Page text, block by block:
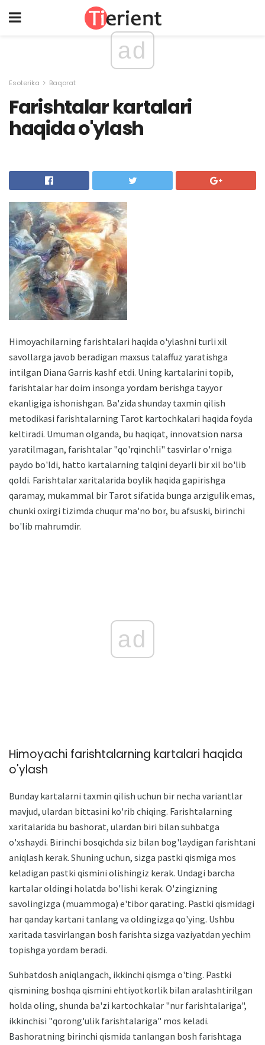
ad
Esoterika Baqorat
Farishtalar kartalari
haqida o'ylash
Himoyachilarning farishtalari haqida o'ylashni turli xil
savollarga javob beradigan maxsus talaffuz yaratishga
intilgan Diana Garris kashf etdi. Uning kartalarini topib,
farishtalar har doim insonga yordam berishga tayyor
ekanligiga ishonishgan. Ba'zida shunday taxmin qilish
metodikasi farishtalarning Tarot kartochkalari haqida foyda
keltiradi. Umuman olganda, bu haqiqat, innovatsion narsa
yaratilmagan, farishtalar "qo'rqinchli" tasvirlar o'rniga
paydo bo'ldi, hatto kartalarning talqini deyarli bir xil bo'lib
qoldi. Farishtalar xaritalarida boylik haqida gapirishga
qaramay, mukammal bir Tarot sifatida bunga arzigulik emas,
chunki oxirgi tizimda chuqur ma'no bor, bu afsuski, birinchi
bo'lib mahrumdir.
ad
Himoyachi farishtalarning kartalari haqida
o'ylash
Bunday kartalarni taxmin qilish uchun bir necha variantlar
mavjud, ulardan bittasini ko'rib chiqing. Farishtalarning
xaritalarida bu bashorat, ulardan biri bilan suhbatga
o'xshaydi. Birinchi bosqichda siz bilan bog'laydigan farishtani
aniqlash kerak. Shuning uchun, sizga pastki qismiga mos
keladigan pastki qismini olishingiz kerak. Undagi barcha
kartalar oldingi holatda bo'lishi kerak. O'zingizning
savolingizga (muammoga) e'tibor qarating. Pastki qismidagi
har qanday kartani tanlang va oldingizga qo'ying. Ushbu
xaritada tasvirlangan bosh farishta sizga vaziyatdan yechim
topishga yordam beradi.
Suhbatdosh aniqlangach, ikkinchi qismga o'ting. Pastki
qismining boshqa qismini ehtiyotkorlik bilan aralashtirilgan
holda oling, shunda ba'zi kartochkalar "nur farishtalariga",
ikkinchisi "qorong'ulik farishtalariga" mos keladi.
Bashoratning birinchi qismida tanlangan bosh farishtaga